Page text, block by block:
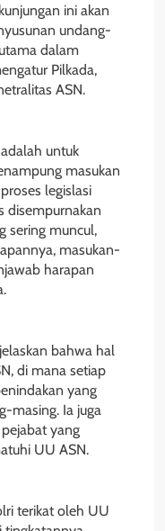
ini akan
undang-
dalam
Pilkada,
ASN.
untuk
masukan
legislasi
disempurnakan
sering muncul,
masukan-
harapan
bahwa hal
di mana setiap
yang
masing. Ia juga
yang
UU ASN.
terikat oleh UU